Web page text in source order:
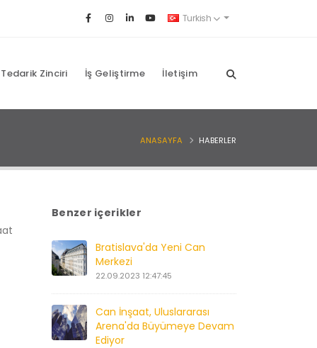
Turkish
Tedarik Zinciri İş Geliştirme İletişim
ANASAYFA HABERLER
Benzer içerikler
Bratislava'da Yeni Can
Merkezi
22.09.2023 12:47:45
Can İnşaat, Uluslararası
Arena'da Büyümeye Devam
Ediyor